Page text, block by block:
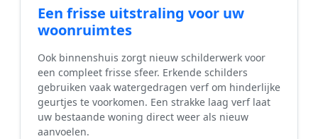
Een frisse uitstraling voor uw
woonruimtes
Ook binnenshuis zorgt nieuw schilderwerk voor
een compleet frisse sfeer. Erkende schilders
gebruiken vaak watergedragen verf om hinderlijke
geurtjes te voorkomen. Een strakke laag verf laat
uw bestaande woning direct weer als nieuw
aanvoelen.